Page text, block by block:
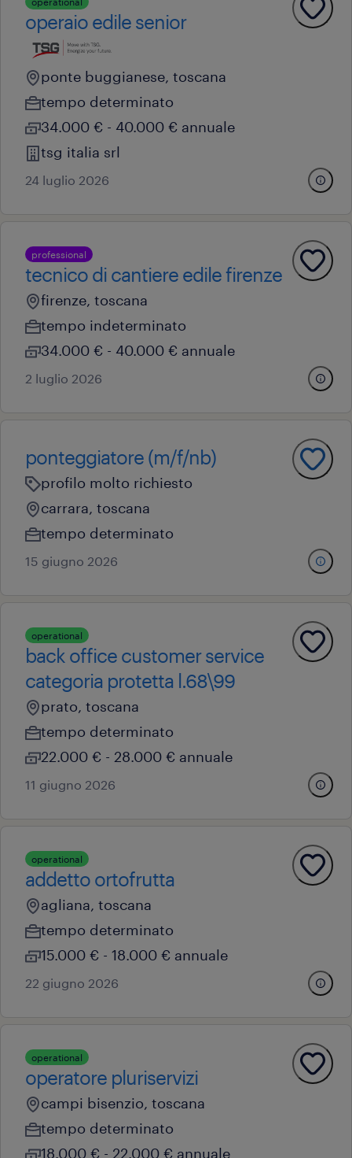
operaio edile senior
ponte buggianese, toscana
tempo determinato
34.000 € - 40.000 € annuale
tsg italia srl
24 luglio 2026
professional
tecnico di cantiere edile firenze
firenze, toscana
tempo indeterminato
34.000 € - 40.000 € annuale
2 luglio 2026
ponteggiatore (m/f/nb)
profilo molto richiesto
carrara, toscana
tempo determinato
15 giugno 2026
operational
back office customer service
categoria protetta l.68\99
prato, toscana
tempo determinato
22.000 € - 28.000 € annuale
11 giugno 2026
operational
addetto ortofrutta
agliana, toscana
tempo determinato
15.000 € - 18.000 € annuale
22 giugno 2026
operational
operatore pluriservizi
campi bisenzio, toscana
tempo determinato
18.000 € - 22.000 € annuale